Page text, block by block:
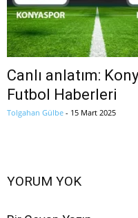
Canlı anlatım:
Futbol Haberleri
Tolgahan Gülbe - 15 Mart 2025
YORUM YOK